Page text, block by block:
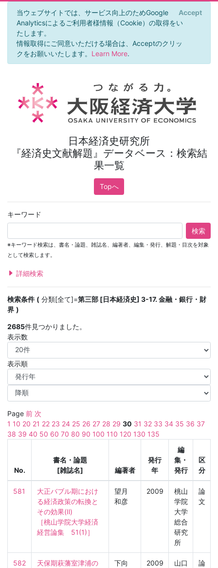
当ウェブサイトでは、サービス向上のためGoogle
Analyticsによるご利用者様情報（Cookie）の取得をい
たします。
情報取得にご同意いただける場合は、Acceptのクリッ
クをお願いいたします。 Learn More.
Accept
日本経済史研究所
『経済史文献解題』データベース：検索結
果一覧
Topへ
キーワード
検索
※キーワード検索は、書名・論題、雑誌名、編著者、編集・発行、解題・目次を対象
として検索します。
詳細検索
検索条件 分類[全て]=第三部 [日本経済史] 3-17. 金融・銀行・財
界
2685件見つかりました。
表示数
表示順
Page 前 次
1 10 20 21 22 23 24 25 26 27 28 29 30 31 32 33 34 35 36 37
38 39 40 50 60 70 80 90 100 110 120 130 135
No.
書名・論題
[雑誌名]
編著者
発行
年
編
集・
発行
区
分
581
大正バブル期におけ
る経済政策の転換と
その効果(Ⅱ)
［桃山学院大学経済
経営論集　51(1)］
望月
和彦
2009
桃山
学院
大学
総合
研究
所
論
文
582
天保期萩藩室津浦の
下向
2009
山口
論
×